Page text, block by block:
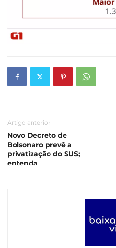
Artigo anterior
Novo Decreto de
Bolsonaro prevê a
privatização do SUS;
entenda